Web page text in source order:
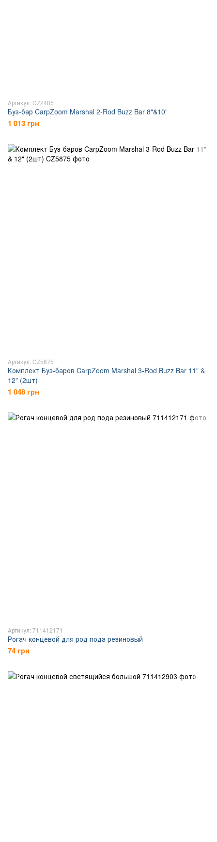
Артикул: CZ2485
Буз-бар CarpZoom Marshal 2-Rod Buzz Bar 8"&10"
1 013 грн
Артикул: CZ5875
Комплект Буз-баров CarpZoom Marshal 3-Rod Buzz Bar 11" &
12" (2шт)
1 048 грн
Артикул: 711412171
Рогач концевой для род пода резиновый
74 грн